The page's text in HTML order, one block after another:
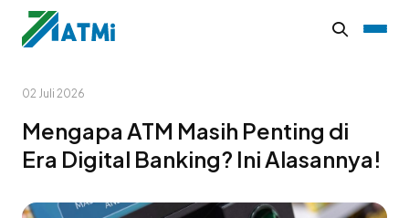
02 Juli 2026
Mengapa ATM Masih Penting di
Era Digital Banking? Ini Alasannya!